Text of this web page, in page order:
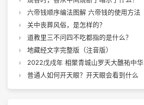
六帝钱顺序编法图解 六帝钱的使用方法
关中丧葬风俗，是怎样的？
道教里三不问四不吃都指的是什么？
地藏经文字完整版（注音版）
2022戊戌年 相聚青城山罗天大醮祐中华
普通人如何开天眼？开天眼会看到什么